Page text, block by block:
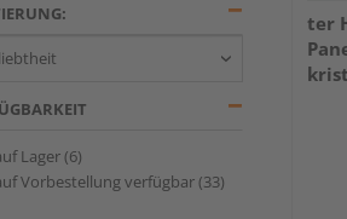
Lager(6)
Vorbestellung verfügbar(33)
ter